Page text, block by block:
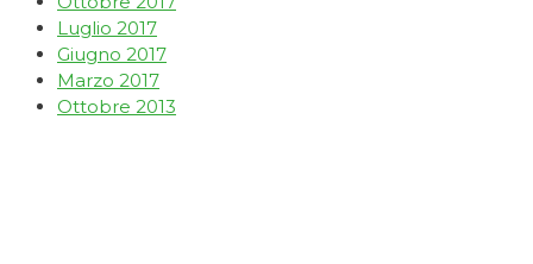
Luglio 2017
Giugno 2017
Marzo 2017
Ottobre 2013